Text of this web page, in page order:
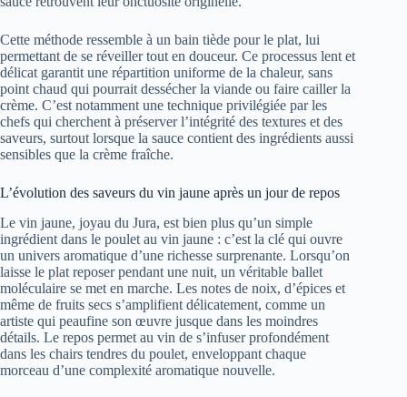
Cette méthode ressemble à un bain tiède pour le plat, lui
permettant de se réveiller tout en douceur. Ce processus lent et
délicat garantit une répartition uniforme de la chaleur, sans
point chaud qui pourrait dessécher la viande ou faire cailler la
crème. C’est notamment une technique privilégiée par les
chefs qui cherchent à préserver l’intégrité des textures et des
saveurs, surtout lorsque la sauce contient des ingrédients aussi
sensibles que la crème fraîche.
L’évolution des saveurs du vin jaune après un jour de repos
Le vin jaune, joyau du Jura, est bien plus qu’un simple
ingrédient dans le poulet au vin jaune : c’est la clé qui ouvre
un univers aromatique d’une richesse surprenante. Lorsqu’on
laisse le plat reposer pendant une nuit, un véritable ballet
moléculaire se met en marche. Les notes de noix, d’épices et
même de fruits secs s’amplifient délicatement, comme un
artiste qui peaufine son œuvre jusque dans les moindres
détails. Le repos permet au vin de s’infuser profondément
dans les chairs tendres du poulet, enveloppant chaque
morceau d’une complexité aromatique nouvelle.